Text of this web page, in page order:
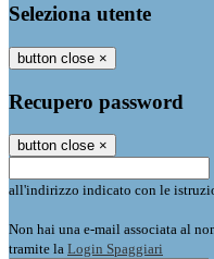
Seleziona utente
button close ×
Recupero password
button close ×
all'indirizzo indicato con le
Non hai una e-mail associata al
tramite la Login Spaggiari